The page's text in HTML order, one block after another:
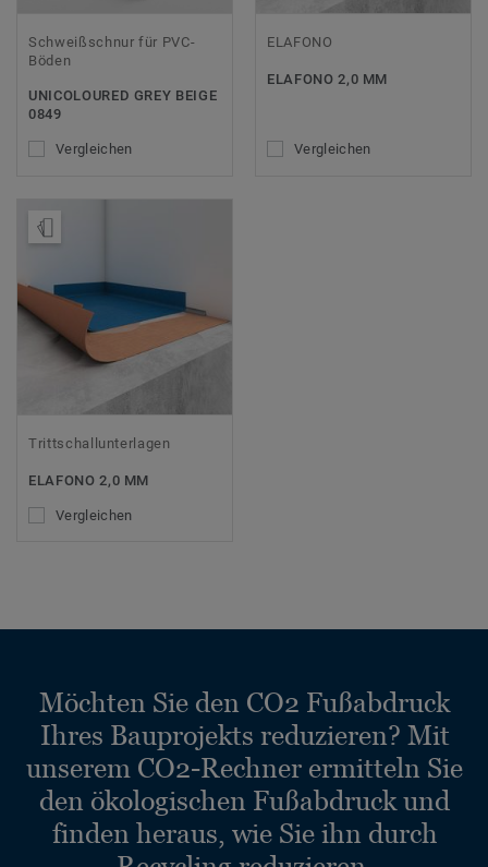
Schweißschnur für PVC-
Böden
UNICOLOURED GREY BEIGE
0849
Vergleichen
ELAFONO
ELAFONO 2,0 MM
Vergleichen
Trittschallunterlagen
ELAFONO 2,0 MM
Vergleichen
Möchten Sie den CO2 Fußabdruck
Ihres Bauprojekts reduzieren? Mit
unserem CO2-Rechner ermitteln Sie
den ökologischen Fußabdruck und
finden heraus, wie Sie ihn durch